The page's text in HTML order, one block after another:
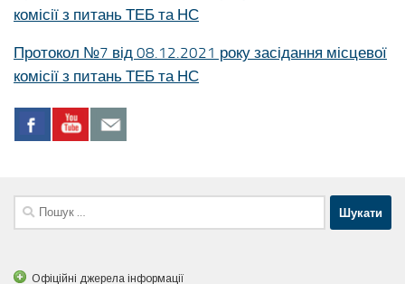
комісії з питань ТЕБ та НС
Протокол №7 від 08.12.2021 року засідання місцевої
комісії з питань ТЕБ та НС
Пошук:
Офіційні джерела інформації